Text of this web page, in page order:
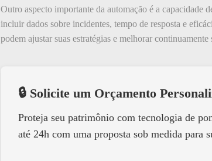
Outro aspecto importante da automação é a capacidade
incluir dados sobre incidentes, tempo de resposta e
podem ajustar suas estratégias e melhorar continuamente
🔒 Solicite um Orçamento
Proteja seu patrimônio com tecnologia de
até 24h com uma proposta sob medida para